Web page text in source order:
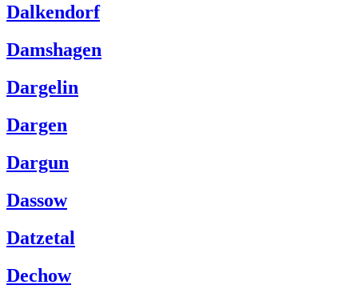
Dalkendorf
Damshagen
Dargelin
Dargen
Dargun
Dassow
Datzetal
Dechow